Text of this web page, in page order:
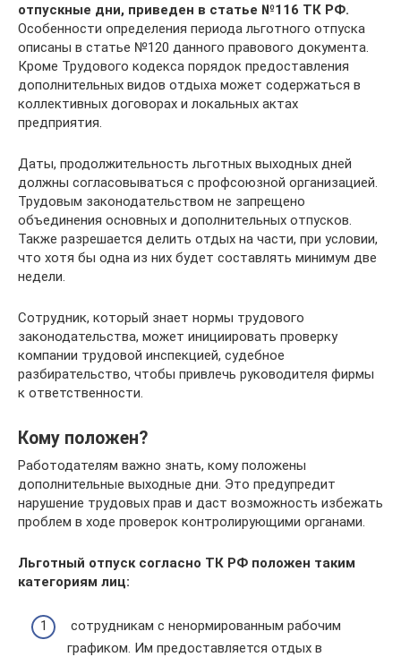
отпускные дни, приведен в статье №116 ТК РФ.
Особенности определения периода льготного отпуска
описаны в статье №120 данного правового документа.
Кроме Трудового кодекса порядок предоставления
дополнительных видов отдыха может содержаться в
коллективных договорах и локальных актах
предприятия.
Даты, продолжительность льготных выходных дней
должны согласовываться с профсоюзной организацией.
Трудовым законодательством не запрещено
объединения основных и дополнительных отпусков.
Также разрешается делить отдых на части, при условии,
что хотя бы одна из них будет составлять минимум две
недели.
Сотрудник, который знает нормы трудового
законодательства, может инициировать проверку
компании трудовой инспекцией, судебное
разбирательство, чтобы привлечь руководителя фирмы
к ответственности.
Кому положен?
Работодателям важно знать, кому положены
дополнительные выходные дни. Это предупредит
нарушение трудовых прав и даст возможность избежать
проблем в ходе проверок контролирующими органами.
Льготный отпуск согласно ТК РФ положен таким
категориям лиц:
сотрудникам с ненормированным рабочим
графиком. Им предоставляется отдых в